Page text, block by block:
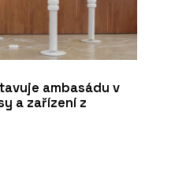
ambasádu v
a zařízení z